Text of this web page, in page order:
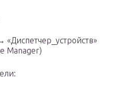
Manager)